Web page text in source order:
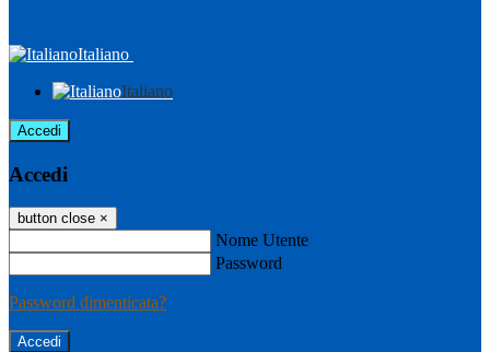
Italiano
Italiano
Accedi
Accedi
button close ×
Nome Utente
Password
Password dimenticata?